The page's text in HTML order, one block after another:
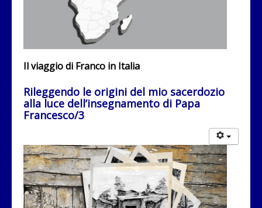
Il viaggio di Franco in Italia
Rileggendo le origini del mio sacerdozio
alla luce dell’insegnamento di Papa
Francesco/3